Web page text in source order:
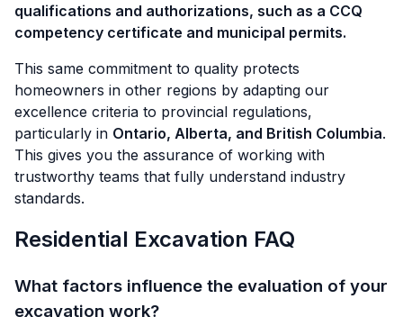
qualifications and authorizations, such as a CCQ
competency certificate and municipal permits.
This same commitment to quality protects
homeowners in other regions by adapting our
excellence criteria to provincial regulations,
particularly in Ontario, Alberta, and British Columbia.
This gives you the assurance of working with
trustworthy teams that fully understand industry
standards.
Residential Excavation FAQ
What factors influence the evaluation of your
excavation work?